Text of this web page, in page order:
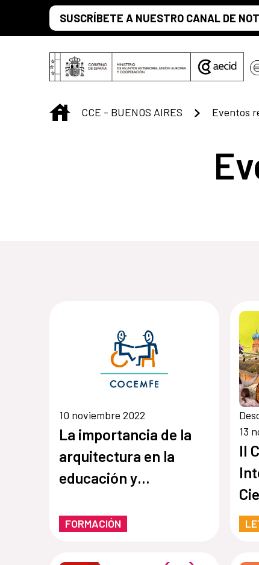
Saltar al contenido principal
SUSCRÍBETE A NUESTRO CANAL DE
INICIO
CCE - BUENOS AIRES Eventos
10 noviembre 2022
La importancia de la
arquitectura en la
educación y
FORMACIÓN
13
II